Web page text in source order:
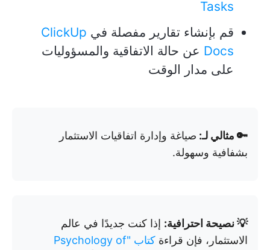
Tasks
قم بإنشاء تقارير مفصلة في ClickUp
Docs عن حالة الاتفاقية والمسؤوليات
على مدار الوقت
🔑 مثالي لـ: صياغة وإدارة اتفاقيات الاستثمار
بشفافية وسهولة.
💡 نصيحة احترافية: إذا كنت جديدًا في عالم
الاستثمار، فإن قراءة
كتاب "Psychology of